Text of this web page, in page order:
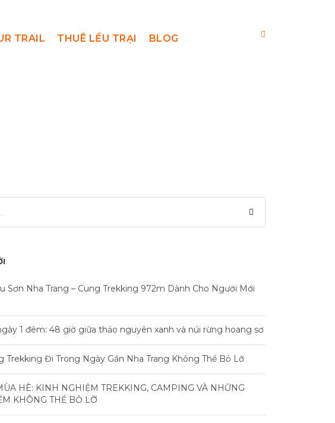
TRAIL THUÊ LỀU TRẠI BLOG
Sơn Nha Trang – Cung Trekking 972m Dành Cho Người Mới
1 đêm: 48 giờ giữa thảo nguyên xanh và núi rừng hoang sơ
Trekking Đi Trong Ngày Gần Nha Trang Không Thể Bỏ Lỡ
HÈ: KINH NGHIỆM TREKKING, CAMPING VÀ NHỮNG
KHÔNG THỂ BỎ LỠ